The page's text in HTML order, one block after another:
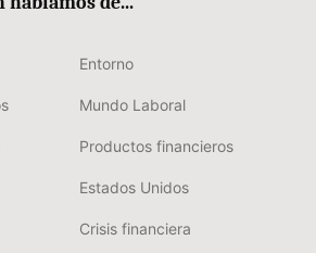
Entorno
Mundo Laboral
Productos financieros
Estados Unidos
Crisis financiera